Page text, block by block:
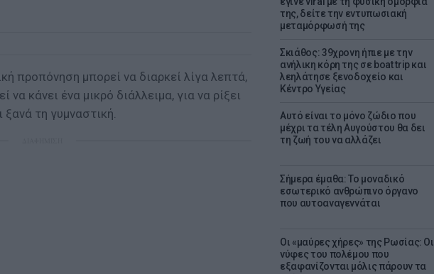
της, δείτε την εντυπωσιακή
μεταμόρφωσή της
Σκιάθος: 39χρονη ήπιε με την
ανήλικη κόρη της σε boat trip και
λεηλάτησε ξενοδοχείο και
Κέντρο Υγείας
Αυτό είναι το μόνο ζώδιο που
μέχρι τα τέλη Αυγούστου θα δει
τη ζωή του να αλλάζει
Σήμερα έμαθα: Το μοναδικό
εσωτερικό ανθρώπινο όργανο
που αυτοαναγεννάται
Οι «μαύρες χήρες» της Ρωσίας: Οι
νύφες του πολέμου που
εξαφανίζονται μόλις πάρουν τα
προπόνηση μπορεί να διαρκεί λίγα λεπτά,
κάνει ένα μικρό διάλλειμα, για να ρίξει
ξανά τη γυμναστική.